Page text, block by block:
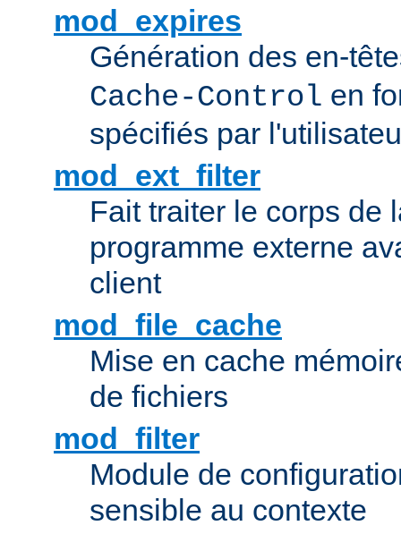
mod_expires
Génération des en-
Cache-Control en
spécifiés par
mod_ext_filter
Fait traiter le corps de
programme externe
client
mod_file_cache
Mise en cache
de fichiers
mod_filter
Module de
sensible au contexte